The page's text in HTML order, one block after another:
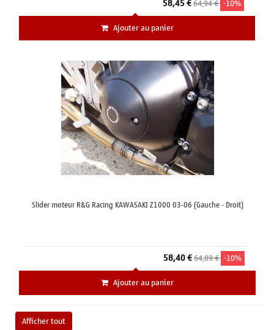
58,45 €64,94 € -10%
Ajouter au panier
Slider moteur R&G Racing KAWASAKI Z1000 03-06 (Gauche - Droit)
58,40 €64,89 € -10%
Ajouter au panier
Afficher tout